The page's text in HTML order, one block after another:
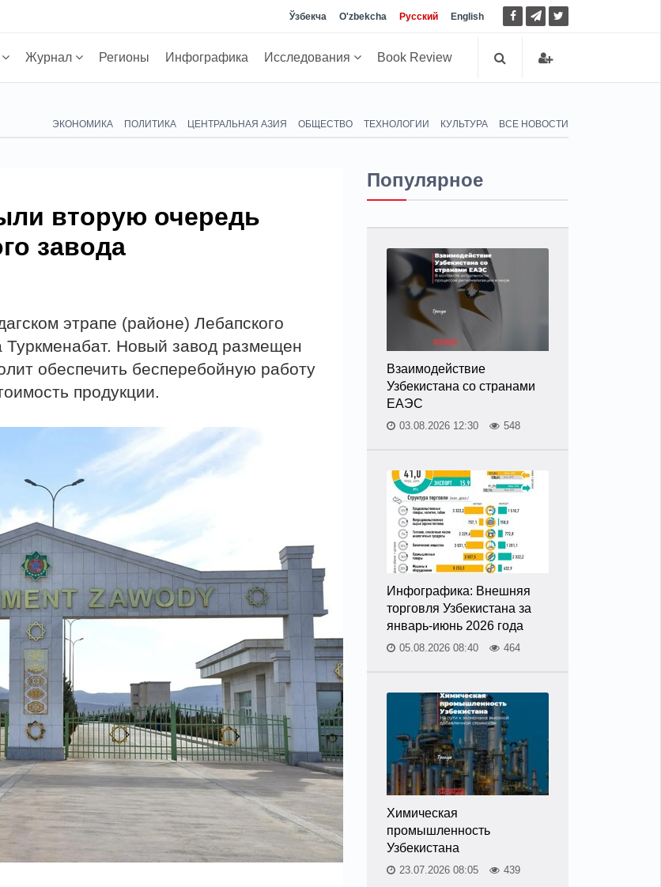
Ўзбекча O'zbekcha Русский English
Журнал Регионы Инфографика Исследования Book Review
ЭКОНОМИКА ПОЛИТИКА ЦЕНТРАЛЬНАЯ АЗИЯ ОБЩЕСТВО ТЕХНОЛОГИИ КУЛЬТУРА ВСЕ НОВОСТИ
вторую очередь
завода
этрапе (районе) Лебапского
Туркменабат. Новый завод размещен
обеспечить бесперебойную работу
продукции.
Популярное
Взаимодействие
Узбекистана со странами
ЕАЭС
03.08.2026 12:30 548
Инфографика: Внешняя
торговля Узбекистана за
январь-июнь 2026 года
05.08.2026 08:40 464
Химическая
промышленность
Узбекистана
23.07.2026 08:05 439